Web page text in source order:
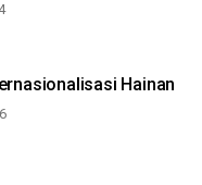
Hainan